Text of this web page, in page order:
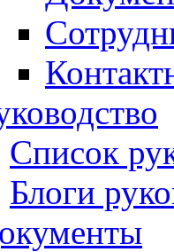
Список
Блоги